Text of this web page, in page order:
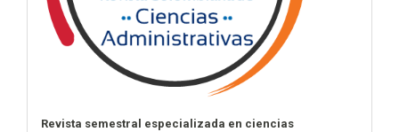
Revista semestral especializada en ciencias